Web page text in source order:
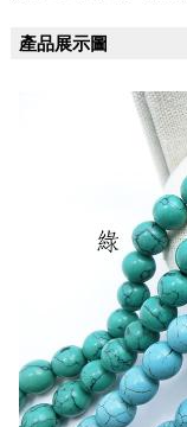
產品展示圖